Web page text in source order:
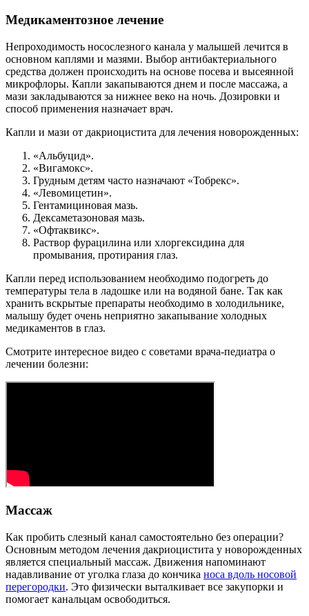
Медикаментозное лечение
Непроходимость носослезного канала у малышей лечится в
основном каплями и мазями. Выбор антибактериального
средства должен происходить на основе посева и высеянной
микрофлоры. Капли закапываются днем и после массажа, а
мази закладываются за нижнее веко на ночь. Дозировки и
способ применения назначает врач.
Капли и мази от дакриоцистита для лечения новорожденных:
«Альбуцид».
«Вигамокс».
Грудным детям часто назначают «Тобрекс».
«Левомицетин».
Гентамициновая мазь.
Дексаметазоновая мазь.
«Офтаквикс».
Раствор фурацилина или хлоргексидина для
промывания, протирания глаз.
Капли перед использованием необходимо подогреть до
температуры тела в ладошке или на водяной бане. Так как
хранить вскрытые препараты необходимо в холодильнике,
малышу будет очень неприятно закапывание холодных
медикаментов в глаз.
Смотрите интересное видео с советами врача-педиатра о
лечении болезни:
Массаж
Как пробить слезный канал самостоятельно без операции?
Основным методом лечения дакриоцистита у новорожденных
является специальный массаж. Движения напоминают
надавливание от уголка глаза до кончика носа вдоль носовой
перегородки. Это физически выталкивает все закупорки и
помогает канальцам освободиться.